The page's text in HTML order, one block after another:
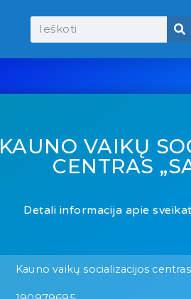
KAUNO VAIKŲ
CENTRAS
Detali informacija apie
Kauno vaikų socializacijos centras